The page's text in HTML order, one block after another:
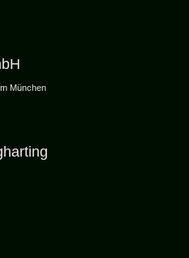
München